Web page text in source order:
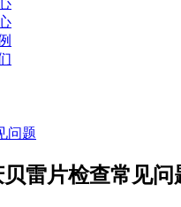
问题
雷片检查常见问